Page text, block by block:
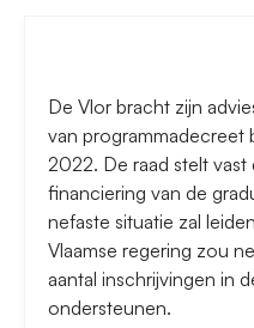
De Vlor bracht zijn
van programmadecreet
2022. De raad stelt
financiering van de
nefaste situatie zal
Vlaamse regering zou
aantal inschrijvingen in
ondersteunen.